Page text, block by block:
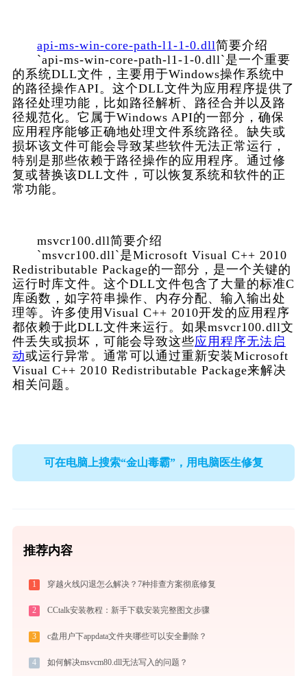
api-ms-win-core-path-l1-1-0.dll简要介绍
的系统DLL文件，主要用于Windows操作系统中
的路径操作API。这个DLL文件为应用程序提供了
路径处理功能，比如路径解析、路径合并以及路
径规范化。它属于Windows API的一部分，确保
应用程序能够正确地处理文件系统路径。缺失或
损坏该文件可能会导致某些软件无法正常运行，
特别是那些依赖于路径操作的应用程序。通过修
复或替换该DLL文件，可以恢复系统和软件的正
常功能。
msvcr100.dll简要介绍
Redistributable Package的一部分，是一个关键的
运行时库文件。这个DLL文件包含了大量的标准C
库函数，如字符串操作、内存分配、输入输出处
理等。许多使用Visual C++ 2010开发的应用程序
都依赖于此DLL文件来运行。如果msvcr100.dll文
件丢失或损坏，可能会导致这些应用程序无法启
动或运行异常。通常可以通过重新安装Microsoft
Visual C++ 2010 Redistributable Package来解决
相关问题。
可在电脑上搜索“金山毒霸”，用电脑医生修复
推荐内容
1 穿越火线闪退怎么解决？7种排查方案彻底修复
2 CCtalk安装教程：新手下载安装完整图文步骤
3 c盘用户下appdata文件夹哪些可以安全删除？
4 如何解决msvcm80.dll无法写入的问题？